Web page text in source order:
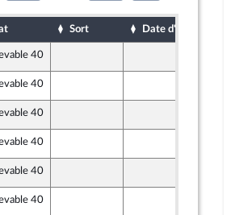
Sort Date d'examen
Front Populaire
40
40
40
Front Populaire
40
40
Front Populaire
40